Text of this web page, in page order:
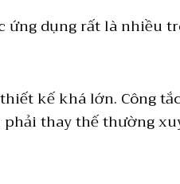
ứng dụng rất là nhiều
kế khá lớn. Công
thay thế thường